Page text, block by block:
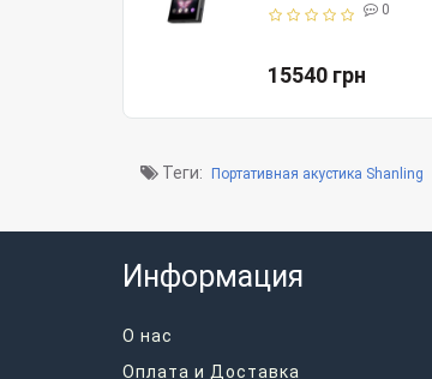
0
15540 грн
Теги: Портативная акустика Shanling
Информация
О нас
Оплата и Доставка